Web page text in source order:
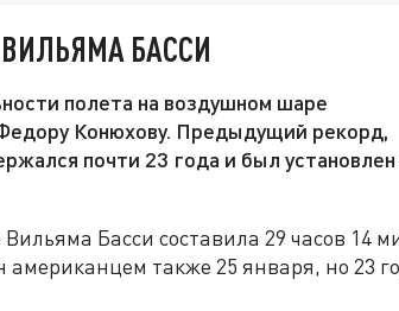
БАССИ
полета на воздушном шаре
Конюхову. Предыдущий рекорд,
почти 23 года и был установлен
Басси составила 29 часов 14
американцем также 25 января, но 23